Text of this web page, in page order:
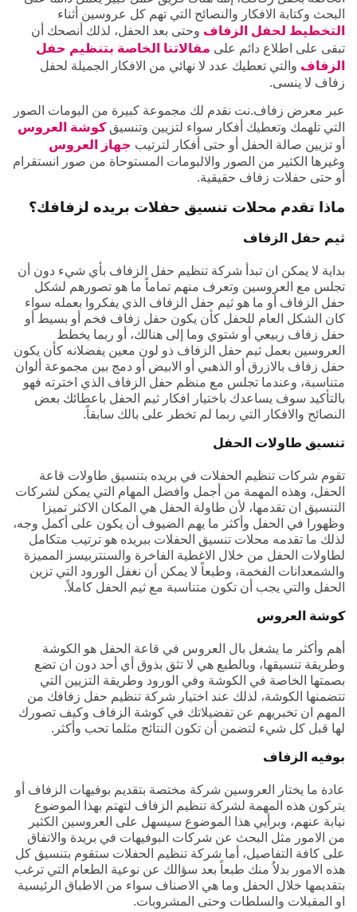
البحث وكتابة الافكار والنصائح التي تهم كل عروسين أثناء
التخطيط لحفل الزفاف وحتى بعد الحفل، لذلك أنصحك أن
تبقى على اطلاع دائم على مقالاتنا الخاصة بتنظيم حفل
الزفاف والتي تعطيك عدد لا نهائي من الافكار الجميلة لحفل
زفاف لا ينسى.
عبر معرض زفاف.نت نقدم لك مجموعة كبيرة من البومات الصور
التي تلهمك وتعطيك أفكار سواء لتزيين وتنسيق كوشة العروس
أو تزيين صالة الحفل أو حتى أفكار لترتيب جهاز العروس
وغيرها الكثير من الصور والالبومات المستوحاة من صور انستقرام
أو حتى حفلات زفاف حقيقية.
ماذا تقدم محلات تنسيق حفلات بريده لزفافك؟
ثيم حفل الزفاف
بداية لا يمكن ان تبدأ شركة تنظيم حفل الزفاف بأي شيء دون أن
تجلس مع العروسين وتعرف منهم تماماً ما هو تصورهم لشكل
حفل الزفاف أو ما هو ثيم حفل الزفاف الذي يفكروا بعمله سواء
كان الشكل العام للحفل كأن يكون حفل زفاف فخم أو بسيط أو
حفل زفاف ربيعي أو شتوي وما إلى هنالك، أو ربما يخطط
العروسين بعمل ثيم حفل الزفاف ذو لون معين يفضلانه كأن يكون
حفل زفاف بالازرق أو الذهبي أو الابيض أو دمج بين مجموعة ألوان
متناسبة، وعندما تجلس مع منظم حفل الزفاف الذي اخترته فهو
بالتأكيد سوف يساعدك باختيار افكار ثيم الحفل باعطائك بعض
النصائح والافكار التي ربما لم تخطر على بالك سابقاً.
تنسيق طاولات الحفل
تقوم شركات تنظيم الحفلات في بريده بتنسيق طاولات قاعة
الحفل، وهذه المهمة من أجمل وافضل المهام التي يمكن لشركات
التنسيق ان تقدمها، لأن طاولة الحفل هي المكان الاكثر تميزا
وظهورا في الحفل وأكثر ما يهم الضيوف أن يكون على أكمل وجه،
لذلك ما تقدمه محلات تنسيق الحفلات ببريده هو ترتيب متكامل
لطاولات الحفل من خلال الاغطية الفاخرة والسنتربيسز المميزة
والشمعدانات الفخمة، وطبعاً لا يمكن أن نغفل الورود التي تزين
الحفل والتي يجب أن تكون متناسبة مع ثيم الحفل كاملاً.
كوشة العروس
أهم وأكثر ما يشغل بال العروس في قاعة الحفل هو الكوشة
وطريقة تنسيقها، وبالطبع هي لا تثق بذوق أي أحد دون ان تضع
بصمتها الخاصة في الكوشة وفي الورود وطريقة التزيين التي
تتضمنها الكوشة، لذلك عند اختيار شركة تنظيم حفل زفافك من
المهم ان تخبريهم عن تفضيلاتك في كوشة الزفاف وكيف تصورك
لها قبل كل شيء لتضمن أن تكون النتائج مثلما تحب وأكثر.
بوفيه الزفاف
عادة ما يختار العروسين شركة مختصة بتقديم بوفيهات الزفاف أو
يتركون هذه المهمة لشركة تنظيم الزفاف لتهتم بهذا الموضوع
نيابة عنهم، وبرأيي هذا الموضوع سيسهل على العروسين الكثير
من الامور مثل البحث عن شركات البوفيهات في بريدة والاتفاق
على كافة التفاصيل، أما شركة تنظيم الحفلات ستقوم بتنسيق كل
هذه الامور بدلاُ منك طبعاً بعد سؤالك عن نوعية الطعام التي ترغب
بتقديمها خلال الحفل وما هي الاصناف سواء من الاطباق الرئيسية
او المقبلات والسلطات وحتى المشروبات.